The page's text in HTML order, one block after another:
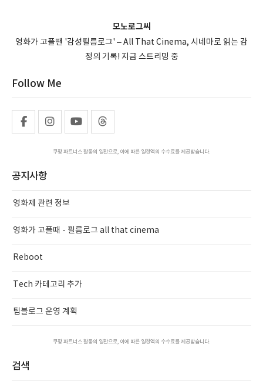
모노로그씨
영화가 고플땐 '감성필름로그' – All That Cinema, 시네마로 읽는 감
정의 기록! 지금 스트리밍 중
Follow Me
쿠팡 파트너스 활동의 일환으로, 이에 따른 일정액의 수수료를 제공받습니다.
공지사항
영화제 관련 정보
영화가 고플때 - 필름로그 all that cinema
Reboot
Tech 카테고리 추가
팀블로그 운영 계획
쿠팡 파트너스 활동의 일환으로, 이에 따른 일정액의 수수료를 제공받습니다.
검색